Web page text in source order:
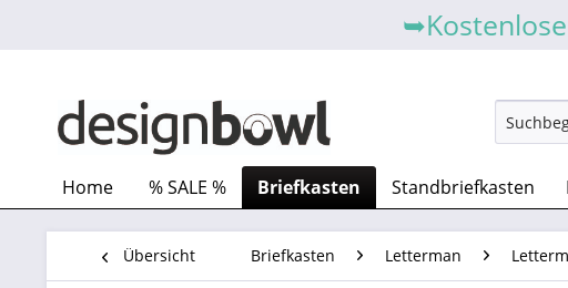
Home % SALE % Briefkasten Standbriefkasten
Übersicht Briefkasten Letterman